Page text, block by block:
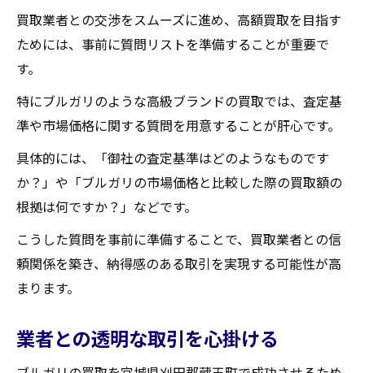
買取業者との交渉をスムーズに進め、高額買取を目指す
ためには、事前に質問リストを準備することが重要で
す。
特にブルガリのような高級ブランドの買取では、査定基
準や市場価格に関する質問を用意することが肝心です。
具体的には、「御社の査定基準はどのようなものです
か？」や「ブルガリの市場価格と比較した際の買取額の
根拠は何ですか？」などです。
こうした質問を事前に準備することで、買取業者との信
頼関係を築き、納得感のある取引を実現する可能性が高
まります。
業者との透明な取引を心掛ける